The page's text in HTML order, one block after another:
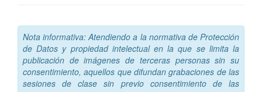
Nota informativa: Atendiendo a la normativa de Protección
de Datos y propiedad intelectual en la que se limita la
publicación de imágenes de terceras personas sin su
consentimiento, aquellos que difundan grabaciones de las
sesiones de clase sin previo consentimiento de las